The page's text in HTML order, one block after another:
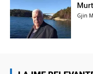
Gjin